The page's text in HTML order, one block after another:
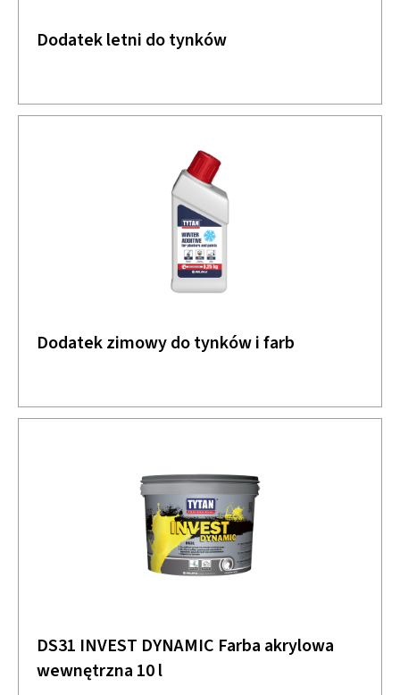
Dodatek letni do tynków
Dodatek zimowy do tynków i farb
DS31 INVEST DYNAMIC Farba akrylowa
wewnętrzna 10 l